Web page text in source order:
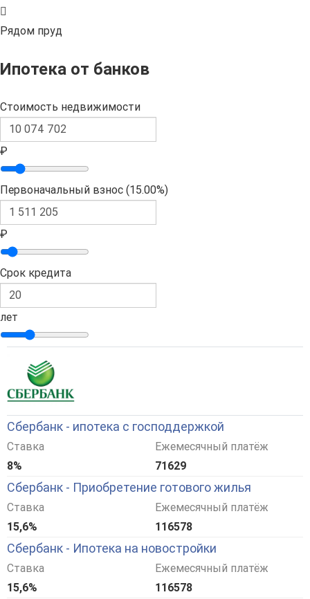
Рядом пруд
Ипотека от банков
Стоимость недвижимости
₽
Первоначальный взнос (15.00%)
₽
Срок кредита
лет
Сбербанк - ипотека с господдержкой
Ставка
8%
Ежемесячный платёж
71629
Сбербанк - Приобретение готового жилья
Ставка
15,6%
Ежемесячный платёж
116578
Сбербанк - Ипотека на новостройки
Ставка
15,6%
Ежемесячный платёж
116578